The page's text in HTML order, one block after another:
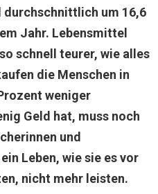
durchschnittlich um 16,6
Jahr. Lebensmittel
schnell teurer, wie alles
die Menschen in
weniger
Geld hat, muss noch
und
Leben, wie sie es vor
nicht mehr leisten.